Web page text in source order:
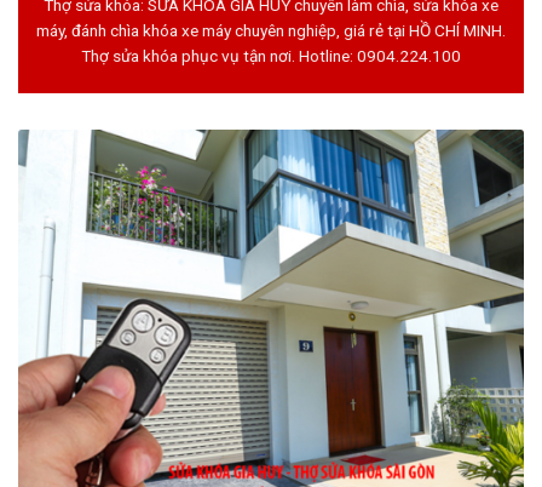
Thợ sửa khóa: SỬA KHÓA GIA HUY chuyên làm chìa, sửa khóa xe
máy, đánh chìa khóa xe máy chuyên nghiệp, giá rẻ tại HỒ CHÍ MINH.
Thợ sửa khóa phục vụ tận nơi. Hotline: 0904.224.100